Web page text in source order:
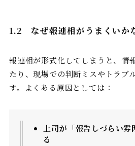
1.2 なぜ報連相がうまくいか
報連相が形式化してしまうと、情
たり、現場での判断ミスやトラブ
す。よくある原因としては：
上司が「報告しづらい
る